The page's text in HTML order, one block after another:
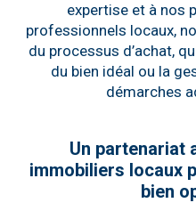
expertise et à nos
professionnels locaux,
du processus d’achat,
du bien idéal ou la
démarches
Un partenariat
immobiliers locaux
bien